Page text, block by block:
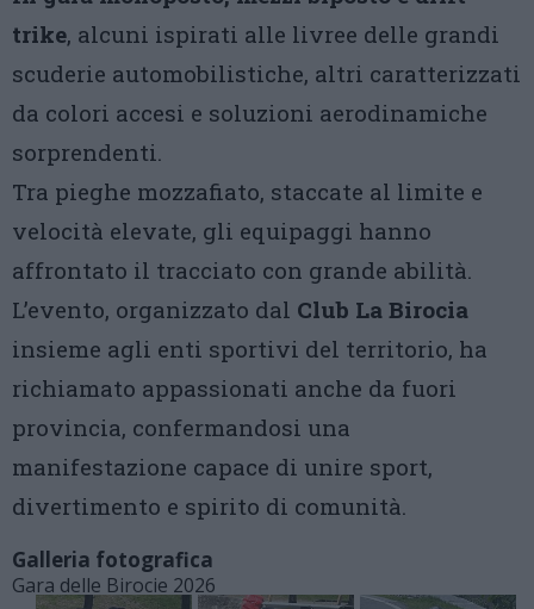
trike, alcuni ispirati alle livree delle grandi
scuderie automobilistiche, altri caratterizzati
da colori accesi e soluzioni aerodinamiche
sorprendenti.
Tra pieghe mozzafiato, staccate al limite e
velocità elevate, gli equipaggi hanno
affrontato il tracciato con grande abilità.
L’evento, organizzato dal Club La Birocia
insieme agli enti sportivi del territorio, ha
richiamato appassionati anche da fuori
provincia, confermandosi una
manifestazione capace di unire sport,
divertimento e spirito di comunità.
Galleria fotografica
Gara delle Birocie 2026